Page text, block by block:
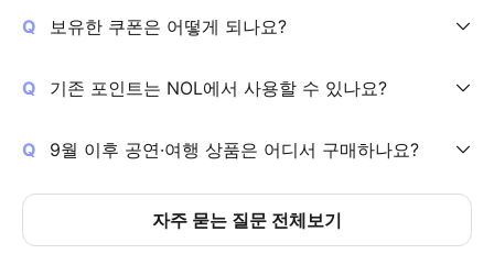
보유한 쿠폰은 어떻게 되나요?
기존 포인트는 NOL에서 사용할 수 있나요?
9월 이후 공연·여행 상품은 어디서 구매하나요?
자주 묻는 질문 전체보기